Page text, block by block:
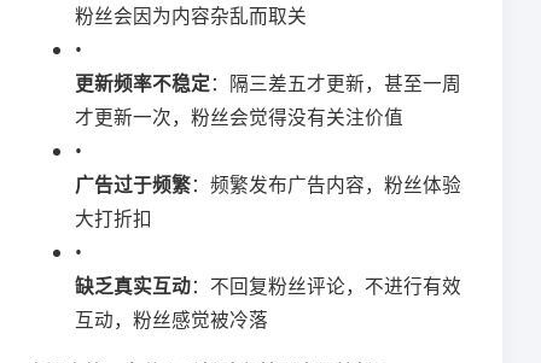
粉丝会因为内容杂乱而取关
•
​更新频率不稳定​​：隔三差五才更新，甚至一周
才更新一次，粉丝会觉得没有关注价值
•
​广告过于频繁​​：频繁发布广告内容，粉丝体验
大打折扣
•
​缺乏真实互动​​：不回复粉丝评论，不进行有效
互动，粉丝感觉被冷落